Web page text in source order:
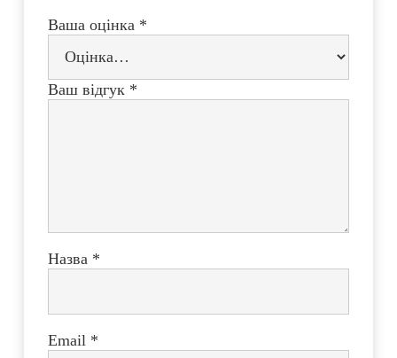
Ваша оцінка *
Ваш відгук *
Назва *
Email *